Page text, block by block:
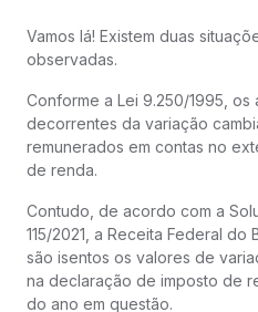
Vamos lá! Existem duas
observadas.
Conforme a Lei 9.250/1995, os
decorrentes da variação
remunerados em contas no
de renda.
Contudo, de acordo com a
115/2021, a Receita Federal
são isentos os valores de
na declaração de imposto de
do ano em questão.